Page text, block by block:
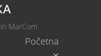
MarCom
Početna